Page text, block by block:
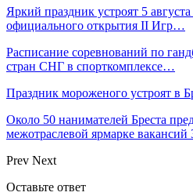
Яркий праздник устроят 5
официального открытия II Игр…
Расписание соревнований по
стран СНГ в спорткомплексе…
Праздник мороженого устроят в
Около 50 нанимателей Бреста
межотраслевой ярмарке
Prev Next
Оставьте ответ